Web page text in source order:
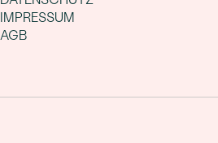
IMPRESSUM
AGB